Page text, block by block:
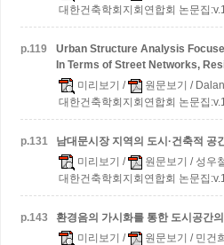
대한건축학회지회연합회 논문집
p.119
Urban Structure Analysis
In Terms of Street Networks,
미리보기 / 원문보기 /
대한건축학회지회연합회 논문집
p.131 남대문시장 지역의 도시·건축적 공
미리보기 / 원문보기 / 성우
대한건축학회지회연합회 논문집
p.143
환경음의 가시화를 통한 도시공간
미리보기 / 원문보기 / 민건